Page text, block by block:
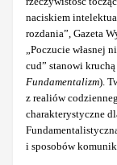
naciskiem
rozdania”, Gazeta
„Poczucie własnej
cud” stanowi
Fundamentalizm).
z realiów
charakterystyczne
i sposobów